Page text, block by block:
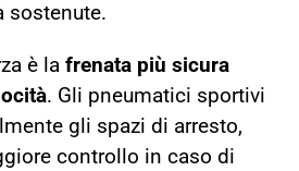
sostenute.
è la frenata più sicura
. Gli pneumatici sportivi
gli spazi di arresto,
controllo in caso di